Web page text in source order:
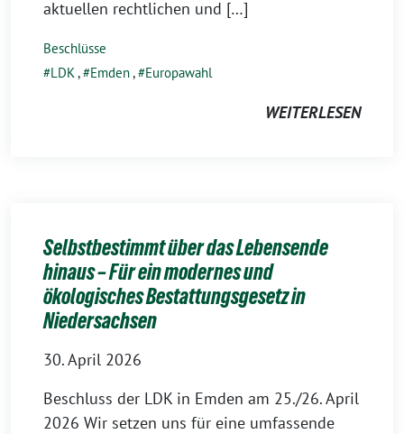
aktuellen rechtlichen und […]
Beschlüsse
LDK, Emden, Europawahl
WEITERLESEN
Selbstbestimmt über das Lebensende
hinaus – Für ein modernes und
ökologisches Bestattungsgesetz in
Niedersachsen
30. April 2026
Beschluss der LDK in Emden am 25./26. April
2026 Wir setzen uns für eine umfassende